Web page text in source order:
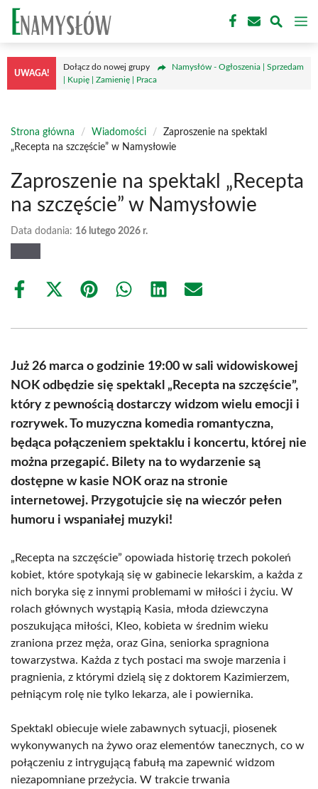
Przejdź
treści
UWAGA!
Dołącz do nowej grupy
Namysłów - Ogłoszenia | Sprzedam
| Kupię | Zamienię | Praca
Strona główna / Wiadomości /
Zaproszenie na spektakl
„Recepta na szczęście” w Namysłowie
Zaproszenie na spektakl „Recepta
na szczęście” w Namysłowie
Data dodania: 16 lutego 2026 r.
Share
Share
(Twitter)
Share Share Share Share
Już 26 marca o godzinie 19:00 w sali widowiskowej
NOK odbędzie się spektakl „Recepta na szczęście”,
który z pewnością dostarczy widzom wielu emocji i
rozrywek. To muzyczna komedia romantyczna,
będąca połączeniem spektaklu i koncertu, której nie
można przegapić. Bilety na to wydarzenie są
dostępne w kasie NOK oraz na stronie
internetowej. Przygotujcie się na wieczór pełen
humoru i wspaniałej muzyki!
„Recepta na szczęście” opowiada historię trzech pokoleń
kobiet, które spotykają się w gabinecie lekarskim, a każda z
nich boryka się z innymi problemami w miłości i życiu. W
rolach głównych wystąpią Kasia, młoda dziewczyna
poszukująca miłości, Kleo, kobieta w średnim wieku
zraniona przez męża, oraz Gina, seniorka spragniona
towarzystwa. Każda z tych postaci ma swoje marzenia i
pragnienia, z którymi dzielą się z doktorem Kazimierzem,
pełniącym rolę nie tylko lekarza, ale i powiernika.
Spektakl obiecuje wiele zabawnych sytuacji, piosenek
wykonywanych na żywo oraz elementów tanecznych, co w
połączeniu z intrygującą fabułą ma zapewnić widzom
niezapomniane przeżycia. W trakcie trwania